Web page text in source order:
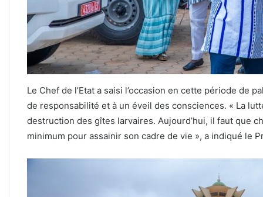
Le Chef de l’Etat a saisi l’occasion en cette période de
de responsabilité et à un éveil des consciences. « La
destruction des gîtes larvaires. Aujourd’hui, il faut que
minimum pour assainir son cadre de vie », a indiqué le